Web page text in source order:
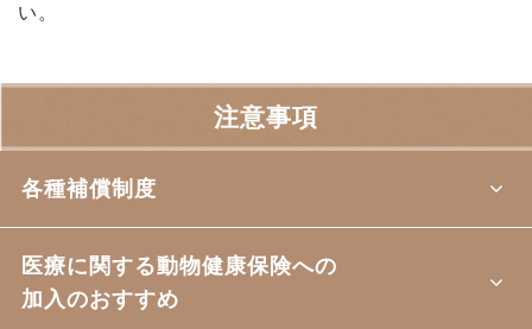
い。
注意事項
各種補償制度
医療に関する動物健康保険への
加入のおすすめ